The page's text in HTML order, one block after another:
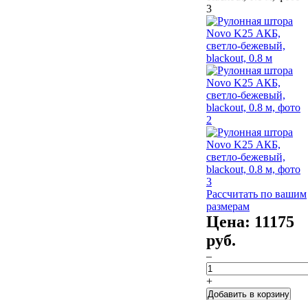
Рассчитать по вашим
размерам
Цена: 11175
руб.
–
+
Добавить в корзину